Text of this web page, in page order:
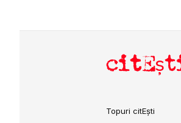
Topuri citEști